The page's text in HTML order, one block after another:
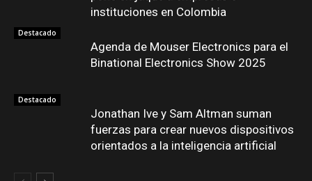
instituciones en Colombia
Destacado
Agenda de Mouser Electronics para el
Binational Electronics Show 2025
Destacado
Jonathan Ive y Sam Altman suman
fuerzas para crear nuevos dispositivos
orientados a la inteligencia artificial